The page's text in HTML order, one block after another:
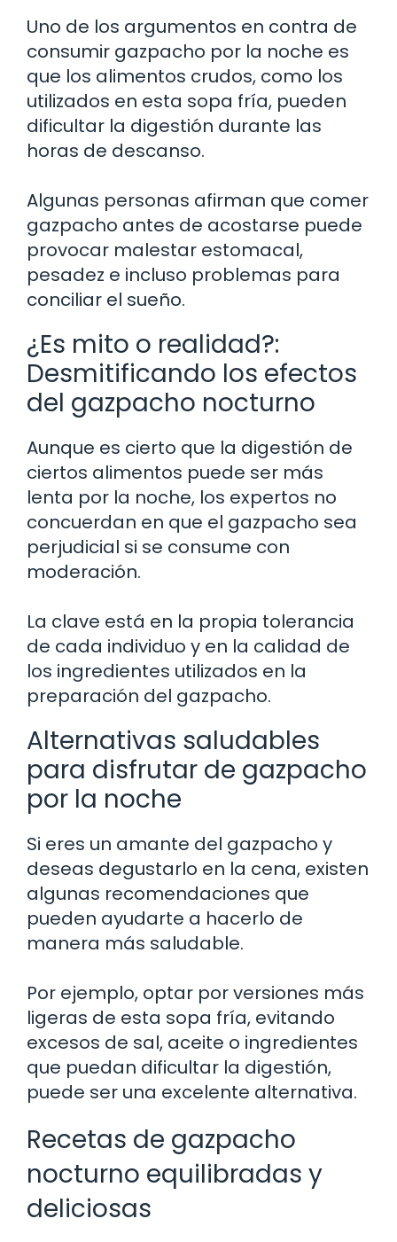
Uno de los argumentos en contra de
consumir gazpacho por la noche es
que los alimentos crudos, como los
utilizados en esta sopa fría, pueden
dificultar la digestión durante las
horas de descanso.
Algunas personas afirman que comer
gazpacho antes de acostarse puede
provocar malestar estomacal,
pesadez e incluso problemas para
conciliar el sueño.
¿Es mito o realidad?:
Desmitificando los efectos
del gazpacho nocturno
Aunque es cierto que la digestión de
ciertos alimentos puede ser más
lenta por la noche, los expertos no
concuerdan en que el gazpacho sea
perjudicial si se consume con
moderación.
La clave está en la propia tolerancia
de cada individuo y en la calidad de
los ingredientes utilizados en la
preparación del gazpacho.
Alternativas saludables
para disfrutar de gazpacho
por la noche
Si eres un amante del gazpacho y
deseas degustarlo en la cena, existen
algunas recomendaciones que
pueden ayudarte a hacerlo de
manera más saludable.
Por ejemplo, optar por versiones más
ligeras de esta sopa fría, evitando
excesos de sal, aceite o ingredientes
que puedan dificultar la digestión,
puede ser una excelente alternativa.
Recetas de gazpacho
nocturno equilibradas y
deliciosas